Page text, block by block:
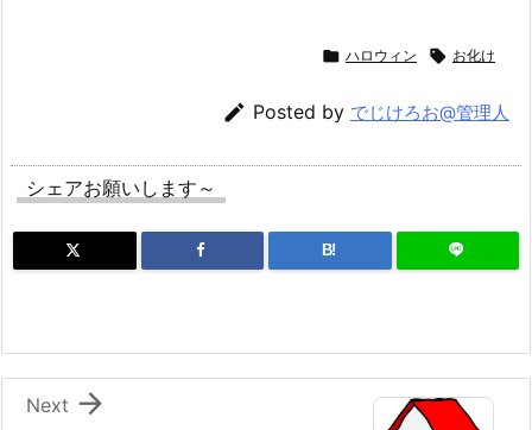
 ハロウィン  お化け
 Posted by でじけろお@管理人
シェアお願いします～
B!

Next